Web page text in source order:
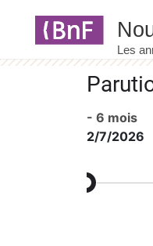
- 6 mois
2/7/2026